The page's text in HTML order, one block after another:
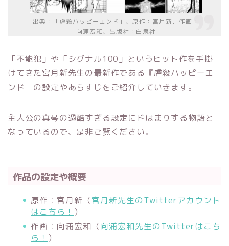
出典：「虐殺ハッピーエンド」、原作：宮月新、作画：
向浦宏和、出版社：白泉社
「不能犯」や「シグナル100」というヒット作を手掛
けてきた宮月新先生の最新作である『虐殺ハッピーエ
ンド』の設定やあらすじをご紹介していきます。
主人公の真琴の過酷すぎる設定にドはまりする物語と
なっているので、是非ご覧ください。
作品の設定や概要
原作：宮月新（宮月新先生のTwitterアカウント
はこちら！ ）
作画：向浦宏和（向浦宏和先生のTwitterはこち
ら！ ）